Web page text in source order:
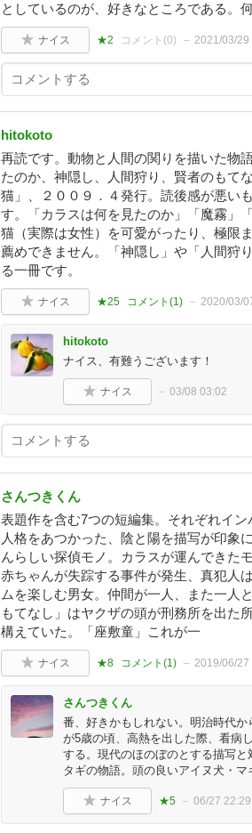
としているのが、好きなところである。
ナイス ★2 コメント(0) 2021/03/29
hitokoto
再読です。動物と人間の関りを描いた物
たのか、神隠し、人間狩り、賢者のも
猫」、２００９．４発行。読後感が悪い
す。「カラスは何を見たのか」「魔霧」
猫（実際は女性）を可愛がったり、極限
薦めできません。「神隠し」や「人間狩
る一冊です。
ナイス ★25 コメント(1) 2020/03/
hitokoto
ナイス、有難うございます！
ナイス 03/08 03:02
さんつきくん
表題作を含む7つの短編集。それぞれイ
人格をあつかった、陰と陽を描写が印象
んらしい探偵モノ。カラスが運んできた
赤ちゃんが失踪する事件が発生、真犯人
ムを楽しむ男女。仲間が一人、また一人
もてなし」はヤクザの頭が刑務所を出た
構えていた。「座敷童」これが一
ナイス ★8 コメント(1) 2019/06/27
さんつきくん
番、好きかもしれない。明治時代
が5歳の頃、高熱を出した際、看病
する。現代のほのぼのとする描写
タギの物語。頭の良いアイヌ犬・マ
ナイス ★5 06/27 22:29